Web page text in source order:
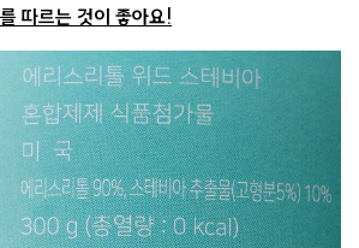
따르는 것이 좋아요!